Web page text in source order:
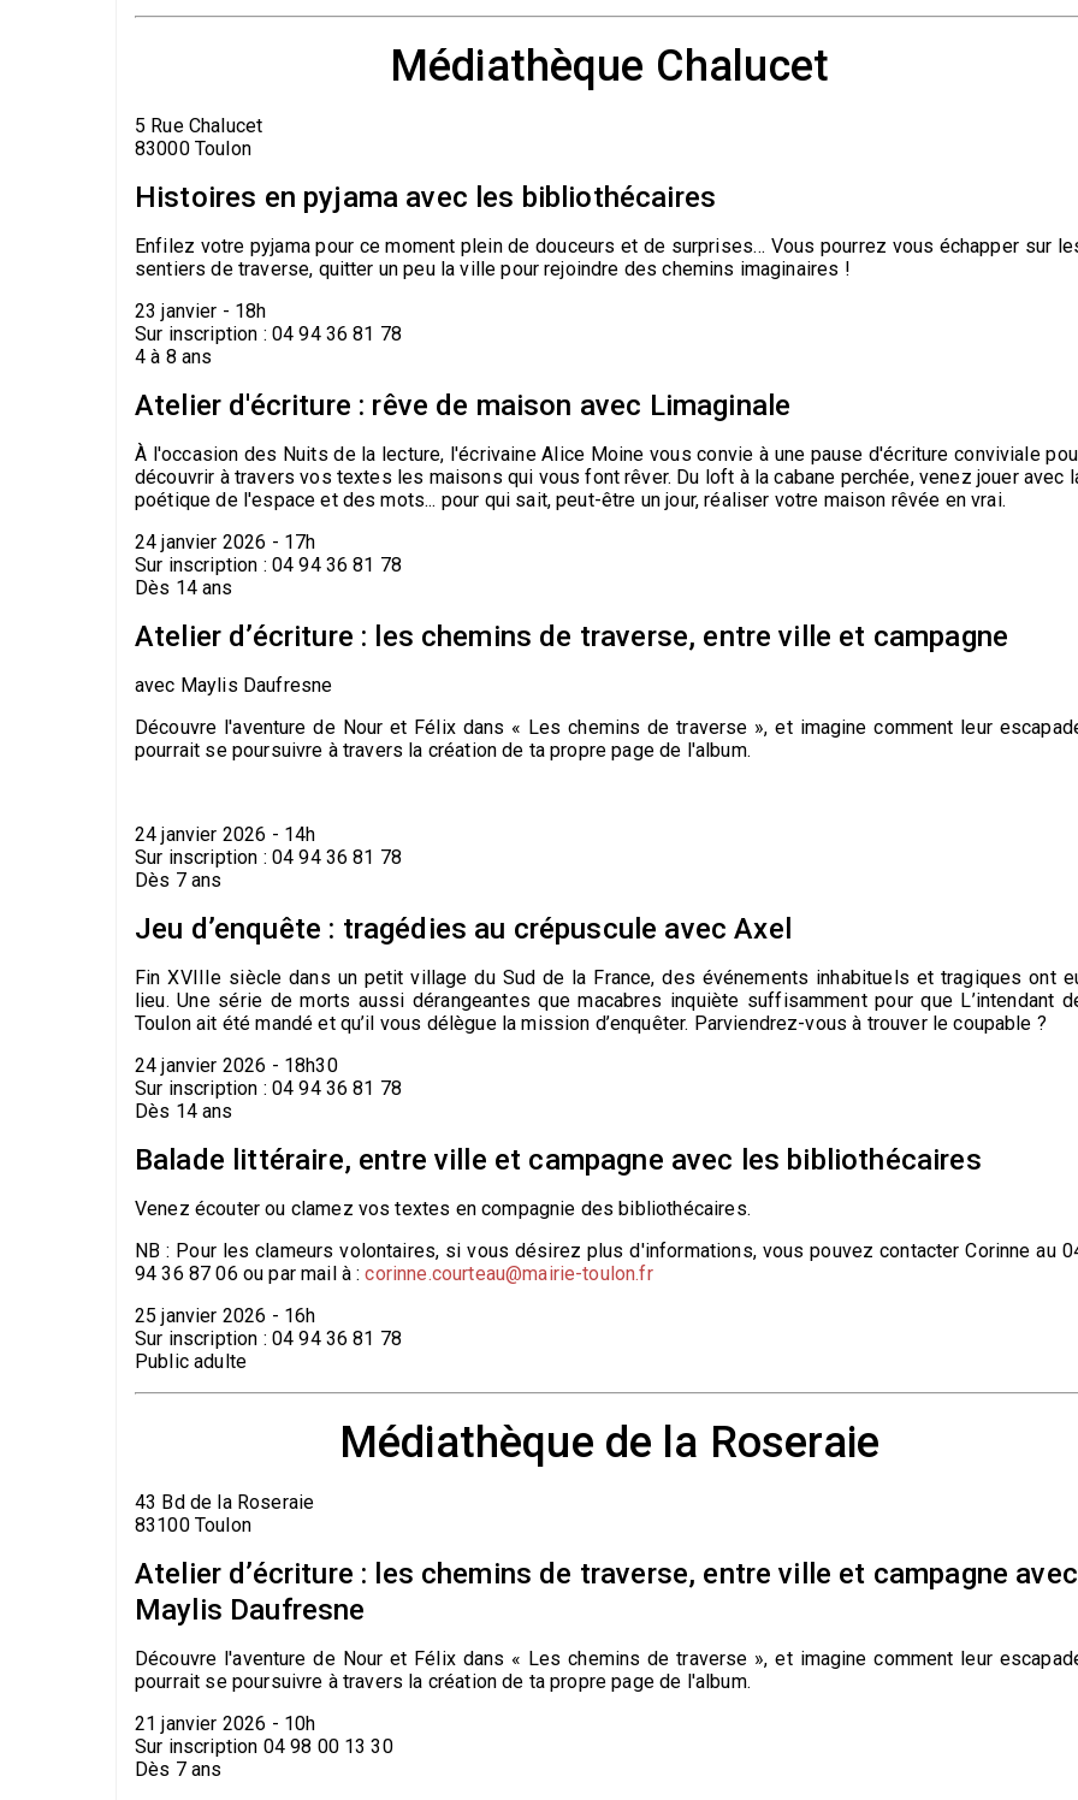
Médiathèque Chalucet
5 Rue Chalucet
83000 Toulon
Histoires en pyjama avec les bibliothécaires
Enfilez votre pyjama pour ce moment plein de douceurs et de surprises… Vous pourrez vous échapper sur
sentiers de traverse, quitter un peu la ville pour rejoindre des chemins imaginaires !
23 janvier - 18h
Sur inscription : 04 94 36 81 78
4 à 8 ans
Atelier d'écriture : rêve de maison avec Limaginale
À l'occasion des Nuits de la lecture, l'écrivaine Alice Moine vous convie à une pause d'écriture conviviale
découvrir à travers vos textes les maisons qui vous font rêver. Du loft à la cabane perchée, venez jouer avec
poétique de l'espace et des mots... pour qui sait, peut-être un jour, réaliser votre maison rêvée en vrai.
24 janvier 2026 - 17h
Sur inscription : 04 94 36 81 78
Dès 14 ans
Atelier d’écriture : les chemins de traverse, entre ville et campagne
avec Maylis Daufresne
Découvre l'aventure de Nour et Félix dans « Les chemins de traverse », et imagine comment leur
pourrait se poursuivre à travers la création de ta propre page de l'album.
24 janvier 2026 - 14h
Sur inscription : 04 94 36 81 78
Dès 7 ans
Jeu d’enquête : tragédies au crépuscule avec Axel
Fin XVIIIe siècle dans un petit village du Sud de la France, des événements inhabituels et tragiques ont
lieu. Une série de morts aussi dérangeantes que macabres inquiète suffisamment pour que L’intendant
Toulon ait été mandé et qu’il vous délègue la mission d’enquêter. Parviendrez-vous à trouver le coupable ?
24 janvier 2026 - 18h30
Sur inscription : 04 94 36 81 78
Dès 14 ans
Balade littéraire, entre ville et campagne avec les bibliothécaires
Venez écouter ou clamez vos textes en compagnie des bibliothécaires.
NB : Pour les clameurs volontaires, si vous désirez plus d'informations, vous pouvez contacter Corinne au
94 36 87 06 ou par mail à :corinne.courteau@mairie-toulon.fr
25 janvier 2026 - 16h
Sur inscription : 04 94 36 81 78
Public adulte
Médiathèque de la Roseraie
43 Bd de la Roseraie
83100 Toulon
Atelier d’écriture : les chemins de traverse, entre ville et campagne avec
Maylis Daufresne
Découvre l'aventure de Nour et Félix dans « Les chemins de traverse », et imagine comment leur
pourrait se poursuivre à travers la création de ta propre page de l'album.
21 janvier 2026 - 10h
Sur inscription 04 98 00 13 30
Dès 7 ans